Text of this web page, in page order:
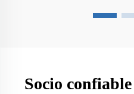
Socio